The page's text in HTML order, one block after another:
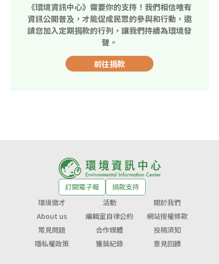
《環境資訊中心》需要你的支持！我們相信唯有
資訊公開普及，才能促成民眾的參與和行動，邀
請您加入定期捐款的行列，讓我們持續為環境發
聲。
前往捐款
訂閱電子報
捐款支持
環境徵才
活動
關於我們
About us
編輯室自律公約
網站授權條款
常見問題
合作媒體
投稿須知
隱私權政策
獲獎紀錄 意見回饋